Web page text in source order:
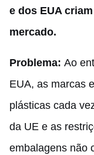
e dos EUA
mercado.
Problema: Ao
EUA, as marcas
plásticas cada
da UE e as
embalagens não